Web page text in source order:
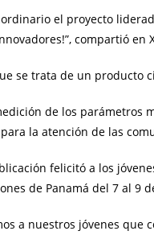
el proyecto
compartió en
se trata de un producto
de los parámetros
la atención de las
felicitó a los
de Panamá del 7 al 9
a nuestros jóvenes